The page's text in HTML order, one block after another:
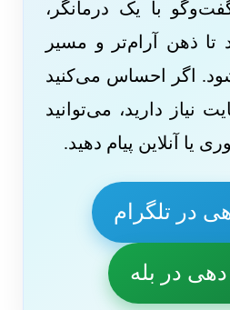
با یک درمانگر،
تا ذهن آرام‌تر و مسیر
اگر احساس می‌کنید
نیاز دارید، می‌توانید
یا آنلاین پیام دهید.
در تلگرام
در بله